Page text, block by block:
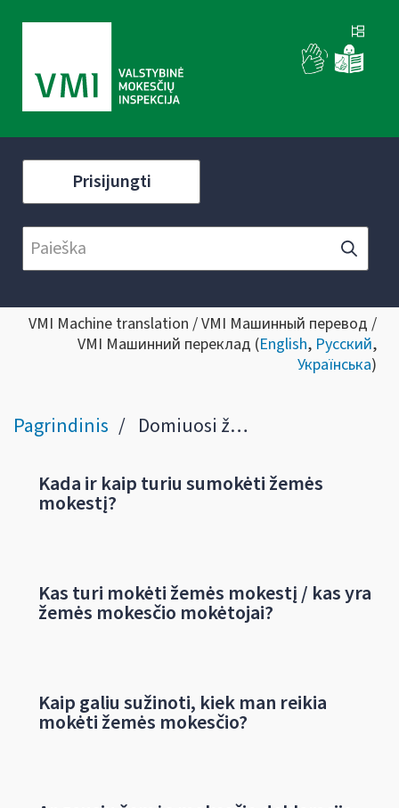
Prisijungti
VMI Machine translation / VMI Машинный перевод /
VMI Машинний переклад (English, Русский,
Українська)
Pagrindinis Domiuosi žemės mokesčiu
Kada ir kaip turiu sumokėti žemės
mokestį?
Kas turi mokėti žemės mokestį / kas yra
žemės mokesčio mokėtojai?
Kaip galiu sužinoti, kiek man reikia
mokėti žemės mokesčio?